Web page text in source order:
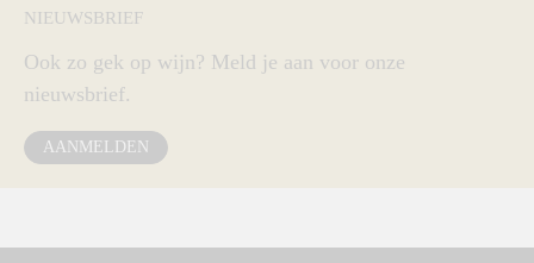
NIEUWSBRIEF
Ook zo gek op wijn? Meld je aan voor onze
nieuwsbrief.
AANMELDEN